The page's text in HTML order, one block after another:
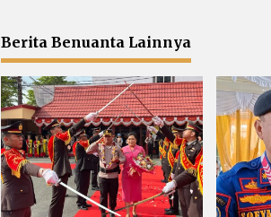
Berita Benuanta Lainnya